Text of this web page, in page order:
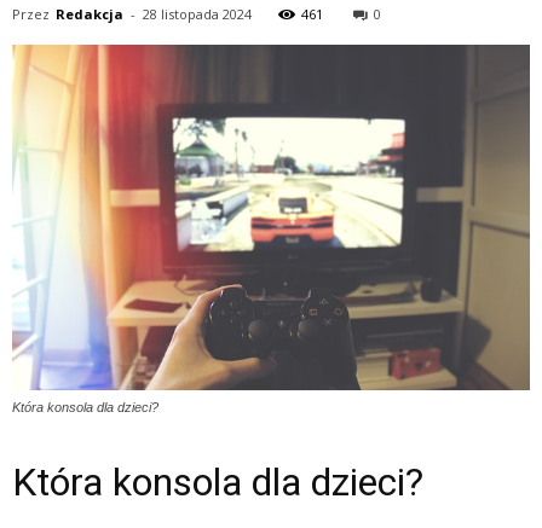
Przez Redakcja - 28 listopada 2024 461 0
Która konsola dla dzieci?
Która konsola dla dzieci?